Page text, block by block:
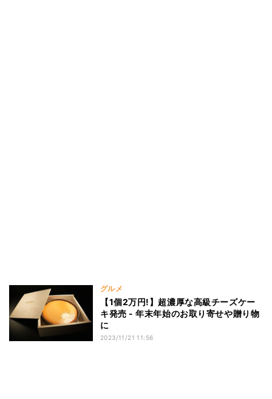
グルメ
【1個2万円!】超濃厚な高級チーズケー
キ発売 - 年末年始のお取り寄せや贈り物
に
2023/11/21 11:56